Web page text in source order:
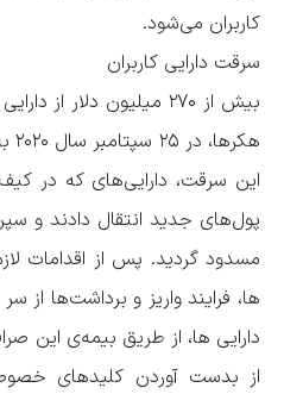
کاربران می‌شود.
سرقت دارایی کاربران
بیش از ۲۷۰ میلیون دلار
این سرقت، دارایی‌های که در
پول‌های جدید انتقال دادند و
مسدود گردید. پس از اقدامات
ها، فرایند واریز و برداشت‌ها
دارایی ها، از طریق بیمه‌ی این
از بدست آوردن کلیدهای